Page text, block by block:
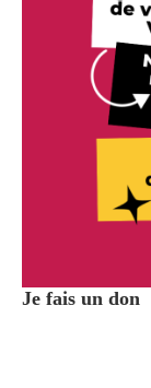
Je fais un don